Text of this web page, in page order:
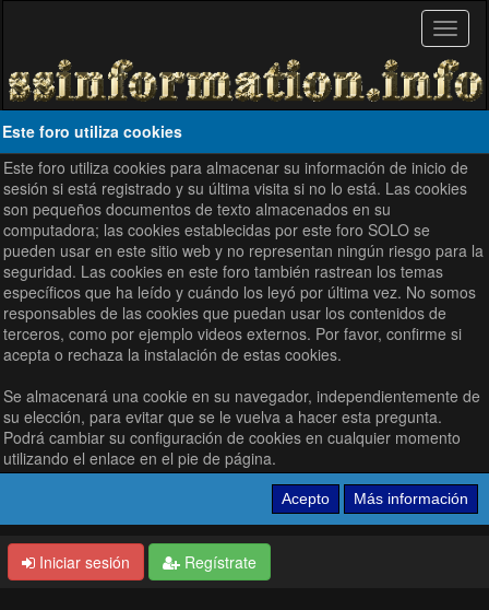
Este foro utiliza cookies
Este foro utiliza cookies para almacenar su información de inicio de
sesión si está registrado y su última visita si no lo está. Las cookies
son pequeños documentos de texto almacenados en su
computadora; las cookies establecidas por este foro SOLO se
pueden usar en este sitio web y no representan ningún riesgo para la
seguridad. Las cookies en este foro también rastrean los temas
específicos que ha leído y cuándo los leyó por última vez. No somos
responsables de las cookies que puedan usar los contenidos de
terceros, como por ejemplo videos externos. Por favor, confirme si
acepta o rechaza la instalación de estas cookies.
Se almacenará una cookie en su navegador, independientemente de
su elección, para evitar que se le vuelva a hacer esta pregunta.
Podrá cambiar su configuración de cookies en cualquier momento
utilizando el enlace en el pie de página.
Iniciar sesión Regístrate